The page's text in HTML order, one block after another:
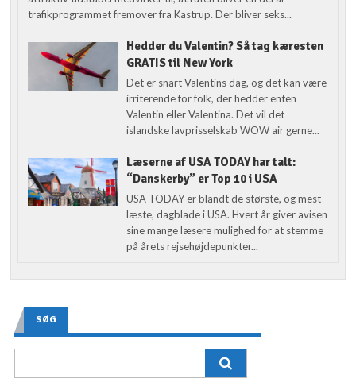
trafikprogrammet fremover fra Kastrup. Der bliver seks...
Hedder du Valentin? Så tag kæresten
GRATIS til New York
Det er snart Valentins dag, og det kan være
irriterende for folk, der hedder enten
Valentin eller Valentina. Det vil det
islandske lavprisselskab WOW air gerne...
Læserne af USA TODAY har talt:
“Danskerby” er Top 10 i USA
USA TODAY er blandt de største, og mest
læste, dagblade i USA. Hvert år giver avisen
sine mange læsere mulighed for at stemme
på årets rejsehøjdepunkter...
SØG